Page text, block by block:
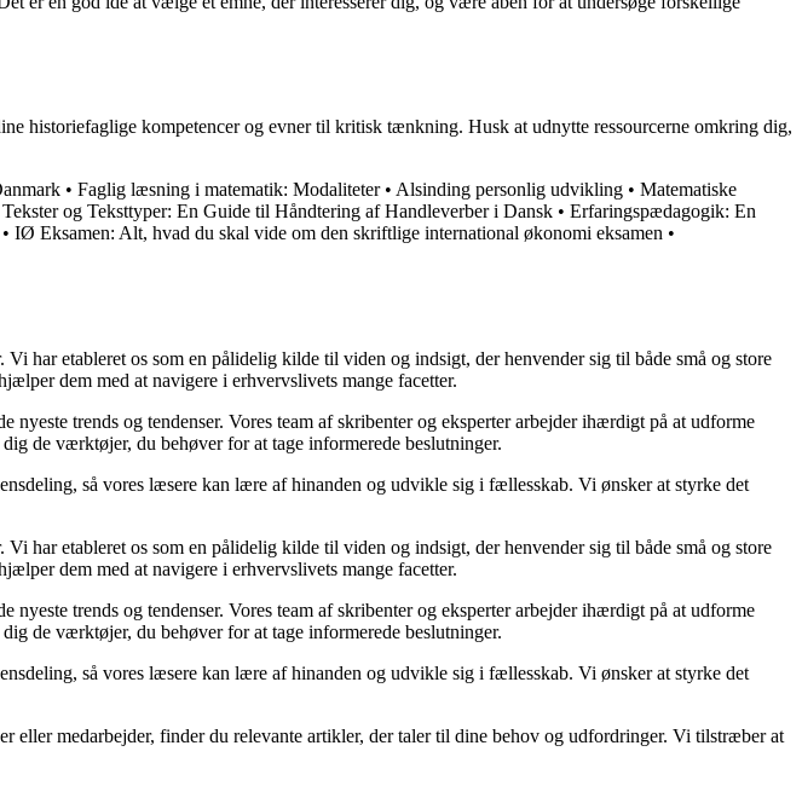
historiefaglige kompetencer og evner til kritisk tænkning. Husk at udnytte ressourcerne omkring dig,
• Faglig læsning i matematik: Modaliteter• Alsinding personlig udvikling • Matematiske
og Teksttyper: En Guide til Håndtering af Handleverber i Dansk • Erfaringspædagogik: En
• IØ Eksamen: Alt, hvad du skal vide om den skriftlige international økonomi eksamen •
har etableret os som en pålidelig kilde til viden og indsigt, der henvender sig til både små og store
dem med at navigere i erhvervslivets mange facetter.
trends og tendenser. Vores team af skribenter og eksperter arbejder ihærdigt på at udforme
de værktøjer, du behøver for at tage informerede beslutninger.
så vores læsere kan lære af hinanden og udvikle sig i fællesskab. Vi ønsker at styrke det
har etableret os som en pålidelig kilde til viden og indsigt, der henvender sig til både små og store
dem med at navigere i erhvervslivets mange facetter.
trends og tendenser. Vores team af skribenter og eksperter arbejder ihærdigt på at udforme
de værktøjer, du behøver for at tage informerede beslutninger.
så vores læsere kan lære af hinanden og udvikle sig i fællesskab. Vi ønsker at styrke det
medarbejder, finder du relevante artikler, der taler til dine behov og udfordringer. Vi tilstræber at